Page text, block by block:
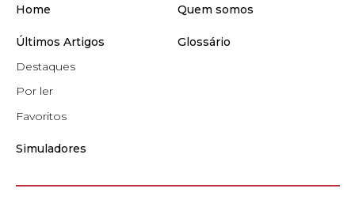
Home Quem somos
Últimos Artigos
Destaques
Por ler
Favoritos
Glossário
Simuladores